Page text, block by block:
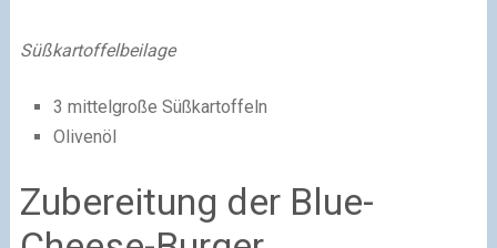
Süßkartoffelbeilage
3 mittelgroße Süßkartoffeln
Olivenöl
Zubereitung der Blue-